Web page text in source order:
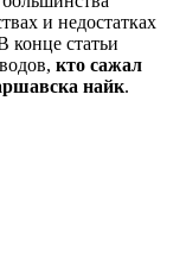
и недостатках
конце статьи
кто сажал
найк.